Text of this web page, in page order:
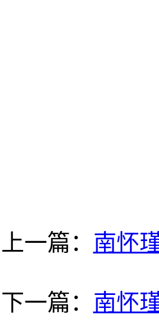
上一篇： 南怀
下一篇： 南怀